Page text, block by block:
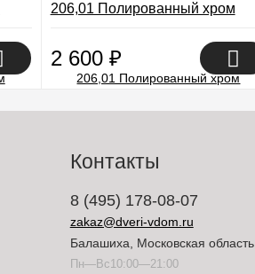
206,01 Полированный хром
2 600 ₽
Контакты
8 (495) 178-08-07
zakaz@dveri-vdom.ru
Балашиха, Московская область
Пн—Вс10:00—21:00